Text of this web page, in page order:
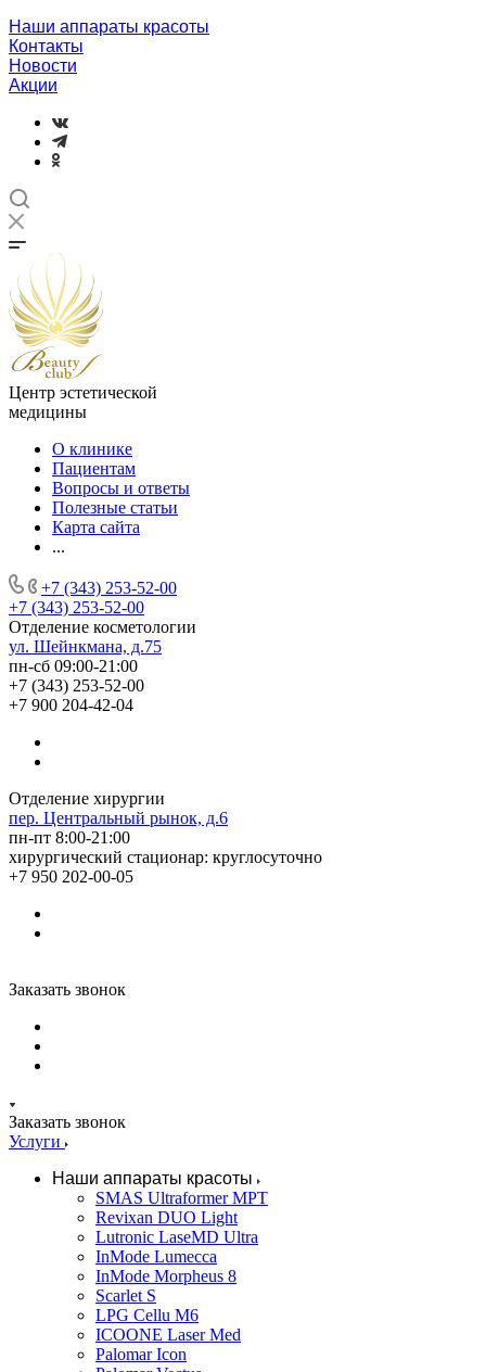
Наши аппараты красоты
Контакты
Новости
Акции
Центр эстетической
медицины
О клинике
Пациентам
Вопросы и ответы
Полезные статьи
Карта сайта
...
+7 (343) 253-52-00
+7 (343) 253-52-00
Отделение косметологии
ул. Шейнкмана, д.75
пн-сб 09:00-21:00
+7 (343) 253-52-00
+7 900 204-42-04
Отделение хирургии
пер. Центральный рынок, д.6
пн-пт 8:00-21:00
хирургический стационар: круглосуточно
+7 950 202-00-05
Заказать звонок
Заказать звонок
Услуги
Наши аппараты красоты
SMAS Ultraformer MPT
Revixan DUO Light
Lutronic LaseMD Ultra
InMode Lumecca
InMode Morpheus 8
Scarlet S
LPG Cellu M6
ICOONE Laser Med
Palomar Icon